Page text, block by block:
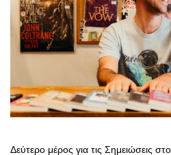
Δεύτερο μέρος για τις Σημειώσεις